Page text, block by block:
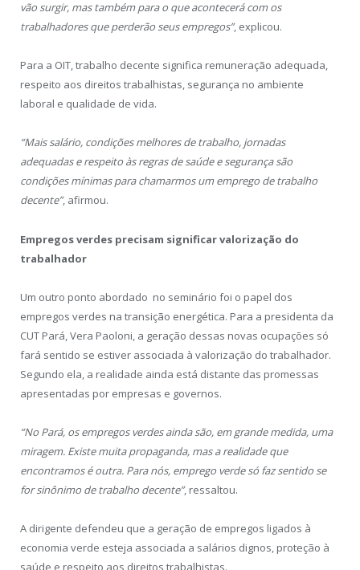
vão surgir, mas também para o que acontecerá com os
trabalhadores que perderão seus empregos”, explicou.
Para a OIT, trabalho decente significa remuneração adequada,
respeito aos direitos trabalhistas, segurança no ambiente
laboral e qualidade de vida.
“Mais salário, condições melhores de trabalho, jornadas
adequadas e respeito às regras de saúde e segurança são
condições mínimas para chamarmos um emprego de trabalho
decente”, afirmou.
Empregos verdes precisam significar valorização do
trabalhador
Um outro ponto abordado no seminário foi o papel dos
empregos verdes na transição energética. Para a presidenta da
CUT Pará, Vera Paoloni, a geração dessas novas ocupações só
fará sentido se estiver associada à valorização do trabalhador.
Segundo ela, a realidade ainda está distante das promessas
apresentadas por empresas e governos.
“No Pará, os empregos verdes ainda são, em grande medida, uma
miragem. Existe muita propaganda, mas a realidade que
encontramos é outra. Para nós, emprego verde só faz sentido se
for sinônimo de trabalho decente”, ressaltou.
A dirigente defendeu que a geração de empregos ligados à
economia verde esteja associada a salários dignos, proteção à
saúde e respeito aos direitos trabalhistas.